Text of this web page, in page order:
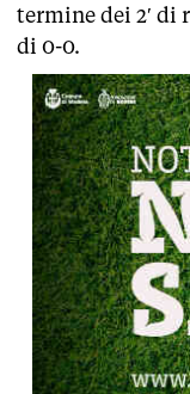
termine dei 2′ di
di 0-0.